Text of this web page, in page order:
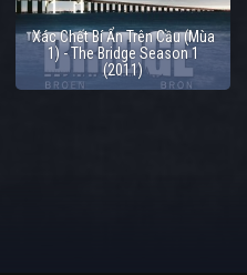
Xác Chết Bí Ẩn Trên Cầu (Mùa
1) - The Bridge Season 1
(2011)